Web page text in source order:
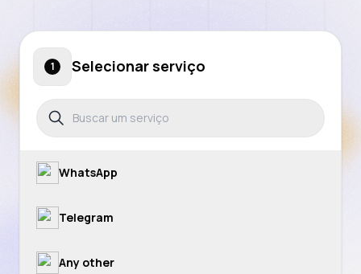
1 Selecionar serviço
WhatsApp
Telegram
Any other